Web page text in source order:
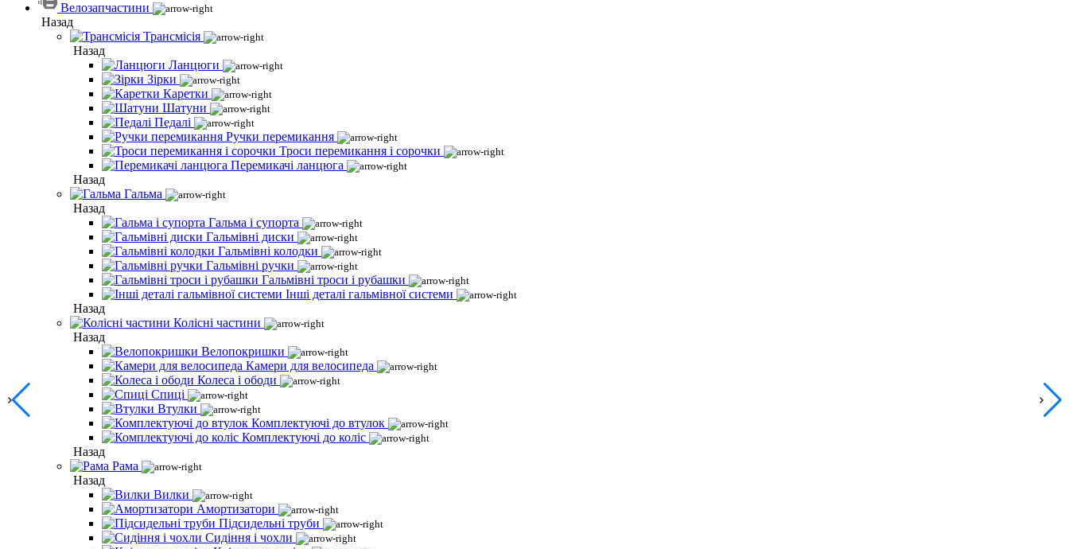
Велозапчастини
Назад
Трансмісія
Назад
Ланцюги
Зірки
Каретки
Шатуни
Педалі
Ручки перемикання
Троси перемикання і сорочки
Перемикачі ланцюга
Назад
Гальма
Назад
Гальма і супорта
Гальмівні диски
Гальмівні колодки
Гальмівні ручки
Гальмівні троси і рубашки
Інші деталі гальмівної системи
Назад
Колісні частини
Назад
Велопокришки
Камери для велосипеда
Колеса і ободи
Спиці
Втулки
Комплектуючі до втулок
Комплектуючі до коліс
Назад
Рама
Назад
Вилки
Амортизатори
Підсидельні труби
Сидіння і чохли